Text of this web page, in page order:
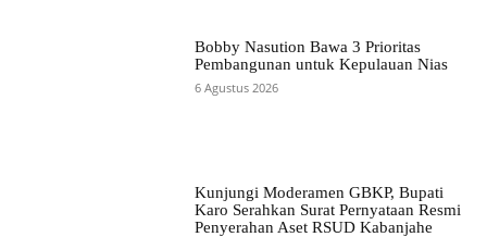
Bobby Nasution Bawa 3 Prioritas
Pembangunan untuk Kepulauan Nias
6 Agustus 2026
Kunjungi Moderamen GBKP, Bupati
Karo Serahkan Surat Pernyataan Resmi
Penyerahan Aset RSUD Kabanjahe